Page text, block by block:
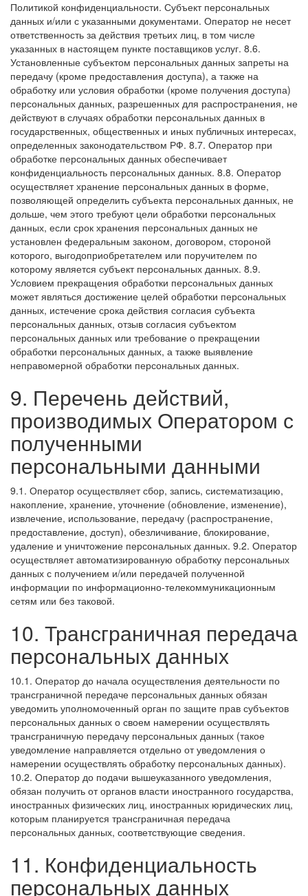
Политикой конфиденциальности. Субъект персональных
данных и/или с указанными документами. Оператор не несет
ответственность за действия третьих лиц, в том числе
указанных в настоящем пункте поставщиков услуг. 8.6.
Установленные субъектом персональных данных запреты на
передачу (кроме предоставления доступа), а также на
обработку или условия обработки (кроме получения доступа)
персональных данных, разрешенных для распространения, не
действуют в случаях обработки персональных данных в
государственных, общественных и иных публичных интересах,
определенных законодательством РФ. 8.7. Оператор при
обработке персональных данных обеспечивает
конфиденциальность персональных данных. 8.8. Оператор
осуществляет хранение персональных данных в форме,
позволяющей определить субъекта персональных данных, не
дольше, чем этого требуют цели обработки персональных
данных, если срок хранения персональных данных не
установлен федеральным законом, договором, стороной
которого, выгодоприобретателем или поручителем по
которому является субъект персональных данных. 8.9.
Условием прекращения обработки персональных данных
может являться достижение целей обработки персональных
данных, истечение срока действия согласия субъекта
персональных данных, отзыв согласия субъектом
персональных данных или требование о прекращении
обработки персональных данных, а также выявление
неправомерной обработки персональных данных.
9. Перечень действий,
производимых Оператором с
полученными
персональными данными
9.1. Оператор осуществляет сбор, запись, систематизацию,
накопление, хранение, уточнение (обновление, изменение),
извлечение, использование, передачу (распространение,
предоставление, доступ), обезличивание, блокирование,
удаление и уничтожение персональных данных. 9.2. Оператор
осуществляет автоматизированную обработку персональных
данных с получением и/или передачей полученной
информации по информационно-телекоммуникационным
сетям или без таковой.
10. Трансграничная передача
персональных данных
10.1. Оператор до начала осуществления деятельности по
трансграничной передаче персональных данных обязан
уведомить уполномоченный орган по защите прав субъектов
персональных данных о своем намерении осуществлять
трансграничную передачу персональных данных (такое
уведомление направляется отдельно от уведомления о
намерении осуществлять обработку персональных данных).
10.2. Оператор до подачи вышеуказанного уведомления,
обязан получить от органов власти иностранного государства,
иностранных физических лиц, иностранных юридических лиц,
которым планируется трансграничная передача
персональных данных, соответствующие сведения.
11. Конфиденциальность
персональных данных